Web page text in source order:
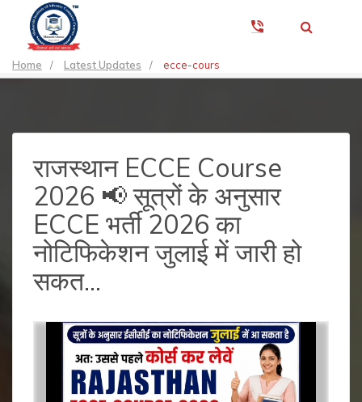
Home / Latest Updates / ecce-cours
राजस्थान ECCE Course
2026 📢 सूत्रों के अनुसार
ECCE भर्ती 2026 का
नोटिफिकेशन जुलाई में जारी हो
सकत...